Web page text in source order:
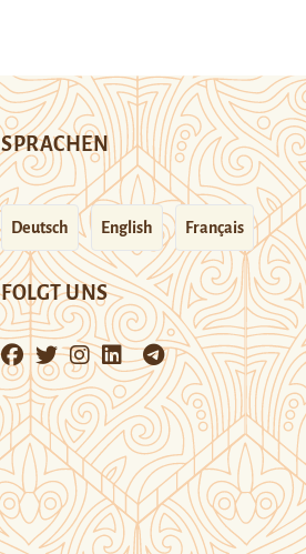
SPRACHEN
Deutsch English Français
FOLGT UNS